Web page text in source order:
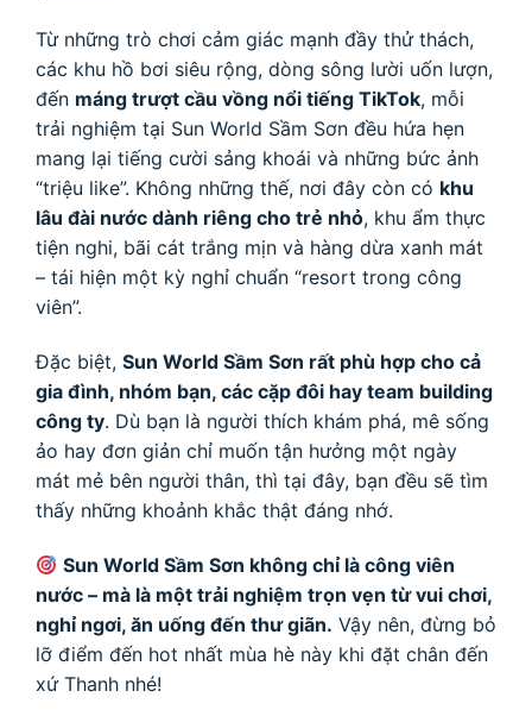
Từ những trò chơi cảm giác mạnh đầy thử thách,
các khu hồ bơi siêu rộng, dòng sông lười uốn lượn,
đến máng trượt cầu vồng nổi tiếng TikTok, mỗi
trải nghiệm tại Sun World Sầm Sơn đều hứa hẹn
mang lại tiếng cười sảng khoái và những bức ảnh
“triệu like”. Không những thế, nơi đây còn có khu
lâu đài nước dành riêng cho trẻ nhỏ, khu ẩm thực
tiện nghi, bãi cát trắng mịn và hàng dừa xanh mát
– tái hiện một kỳ nghỉ chuẩn “resort trong công
viên”.
Đặc biệt, Sun World Sầm Sơn rất phù hợp cho cả
gia đình, nhóm bạn, các cặp đôi hay team building
công ty. Dù bạn là người thích khám phá, mê sống
ảo hay đơn giản chỉ muốn tận hưởng một ngày
mát mẻ bên người thân, thì tại đây, bạn đều sẽ tìm
thấy những khoảnh khắc thật đáng nhớ.
Sun World Sầm Sơn không chỉ là công viên
nước – mà là một trải nghiệm trọn vẹn từ vui chơi,
nghỉ ngơi, ăn uống đến thư giãn. Vậy nên, đừng bỏ
lỡ điểm đến hot nhất mùa hè này khi đặt chân đến
xứ Thanh nhé!